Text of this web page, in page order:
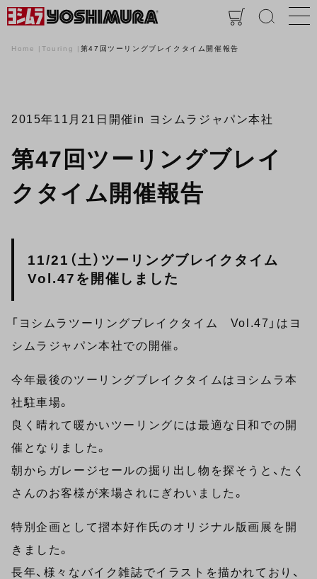
Home Touring 第47回ツーリングブレイクタイム開催報告
2015年11月21日開催 in ヨシムラジャパン本社
第47回ツーリングブレイ
クタイム開催報告
11/21（土）ツーリングブレイクタイム
Vol.47を開催しました
「ヨシムラツーリングブレイクタイム Vol.47」はヨ
シムラジャパン本社での開催。
今年最後のツーリングブレイクタイムはヨシムラ本
社駐車場。
良く晴れて暖かいツーリングには最適な日和での開
催となりました。
朝からガレージセールの掘り出し物を探そうと、たく
さんのお客様が来場されにぎわいました。
特別企画として摺本好作氏のオリジナル版画展を開
きました。
長年、様々なバイク雑誌でイラストを描かれており、